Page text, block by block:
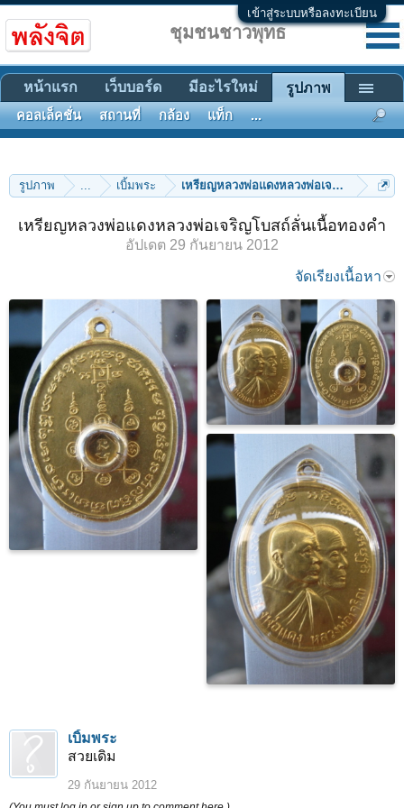
เข้าสู่ระบบหรือลงทะเบียน
รูปภาพ ... เบิ้มพระ เหรียญหลวงพ่อแดงหลวงพ่อเจริญโบสถ์ลั่นเ
เหรียญหลวงพ่อแดงหลวงพ่อเจริญโบสถ์ลั่นเนื้อทองคำ
อัปเดต 29 กันยายน 2012
จัดเรียงเนื้อหา
เบิ้มพระ
สวยเดิม
29 กันยายน 2012
ชุมชนชาวพุทธ
หน้าแรก เว็บบอร์ด มีอะไรใหม่ รูปภาพ
คอลเล็คชั่น สถานที่ กล้อง แท็ก ...